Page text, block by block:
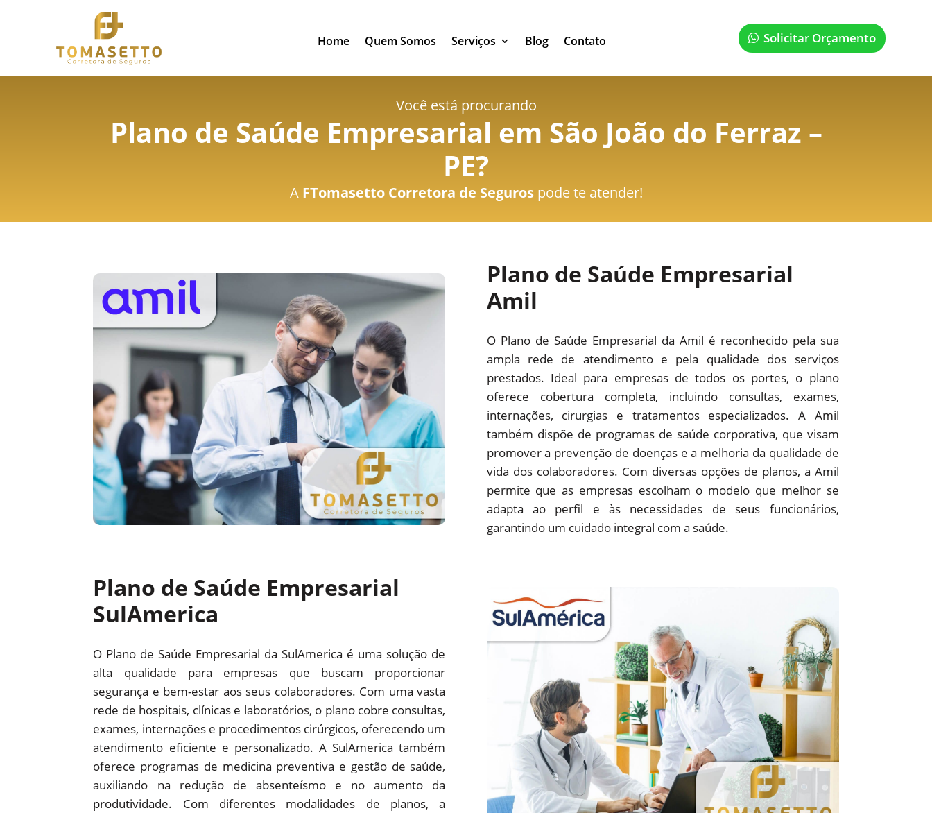
Home Quem Somos Serviços Blog Contato Solicitar Orçamento
Você está procurando
Plano de Saúde Empresarial em São João do Ferraz –
PE?
A FTomasetto Corretora de Segurospode te atender!
Plano de Saúde Empresarial
Amil
O Plano de Saúde Empresarial da Amil é reconhecido pela sua
ampla rede de atendimento e pela qualidade dos serviços
prestados. Ideal para empresas de todos os portes, o plano
oferece cobertura completa, incluindo consultas, exames,
internações, cirurgias e tratamentos especializados. A Amil
também dispõe de programas de saúde corporativa, que visam
promover a prevenção de doenças e a melhoria da qualidade de
vida dos colaboradores. Com diversas opções de planos, a Amil
permite que as empresas escolham o modelo que melhor se
adapta ao perfil e às necessidades de seus funcionários,
garantindo um cuidado integral com a saúde.
Plano de Saúde Empresarial
SulAmerica
O Plano de Saúde Empresarial da SulAmerica é uma solução de
alta qualidade para empresas que buscam proporcionar
segurança e bem-estar aos seus colaboradores. Com uma vasta
rede de hospitais, clínicas e laboratórios, o plano cobre consultas,
exames, internações e procedimentos cirúrgicos, oferecendo um
atendimento eficiente e personalizado. A SulAmerica também
oferece programas de medicina preventiva e gestão de saúde,
auxiliando na redução de absenteísmo e no aumento da
produtividade. Com diferentes modalidades de planos, a